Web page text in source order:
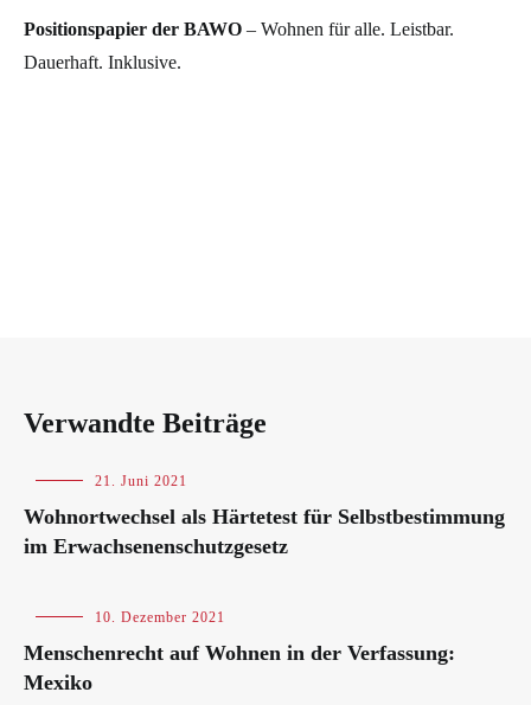
Positionspapier der BAWO – Wohnen für alle. Leistbar.
Dauerhaft. Inklusive.
Verwandte Beiträge
Blog 21. Juni 2021
Wohnortwechsel als Härtetest für Selbstbestimmung
im Erwachsenenschutzgesetz
Blog ,
10. Dezember 2021
Menschenrecht auf Wohnen in der Verfassung:
Mexiko